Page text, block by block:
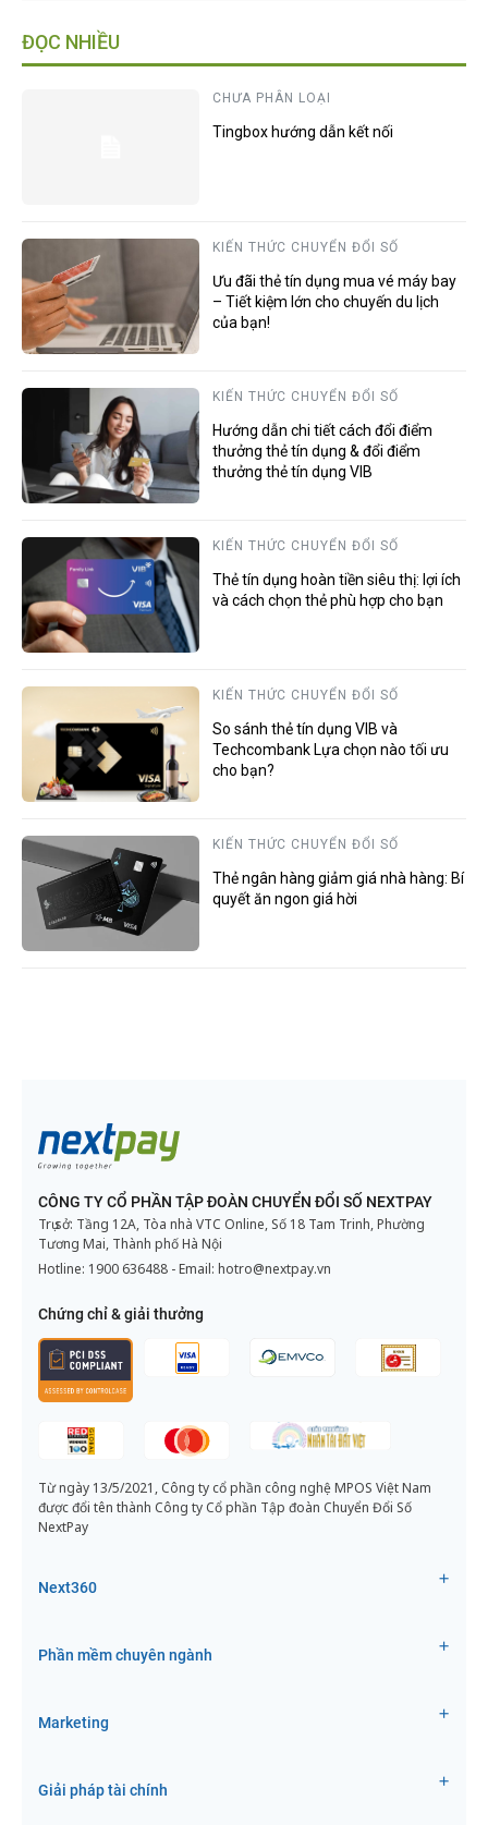
ĐỌC NHIỀU
CHƯA PHÂN LOẠI
Tingbox hướng dẫn kết nối
KIẾN THỨC CHUYỂN ĐỔI SỐ
Ưu đãi thẻ tín dụng mua vé máy bay
– Tiết kiệm lớn cho chuyến du lịch
của bạn!
KIẾN THỨC CHUYỂN ĐỔI SỐ
Hướng dẫn chi tiết cách đổi điểm
thưởng thẻ tín dụng & đổi điểm
thưởng thẻ tín dụng VIB
KIẾN THỨC CHUYỂN ĐỔI SỐ
Thẻ tín dụng hoàn tiền siêu thị: lợi ích
và cách chọn thẻ phù hợp cho bạn
KIẾN THỨC CHUYỂN ĐỔI SỐ
So sánh thẻ tín dụng VIB và
Techcombank Lựa chọn nào tối ưu
cho bạn?
KIẾN THỨC CHUYỂN ĐỔI SỐ
Thẻ ngân hàng giảm giá nhà hàng: Bí
quyết ăn ngon giá hời
CÔNG TY CỔ PHẦN TẬP ĐOÀN CHUYỂN ĐỔI SỐ NEXTPAY
Trụ sở: Tầng 12A, Tòa nhà VTC Online, Số 18 Tam Trinh, Phường
Tương Mai, Thành phố Hà Nội
Hotline: 1900 636488 - Email: hotro@nextpay.vn
Chứng chỉ & giải thưởng
Từ ngày 13/5/2021, Công ty cổ phần công nghệ MPOS Việt Nam
được đổi tên thành Công ty Cổ phần Tập đoàn Chuyển Đổi Số
NextPay
Next360
Phần mềm chuyên ngành
Marketing
Giải pháp tài chính